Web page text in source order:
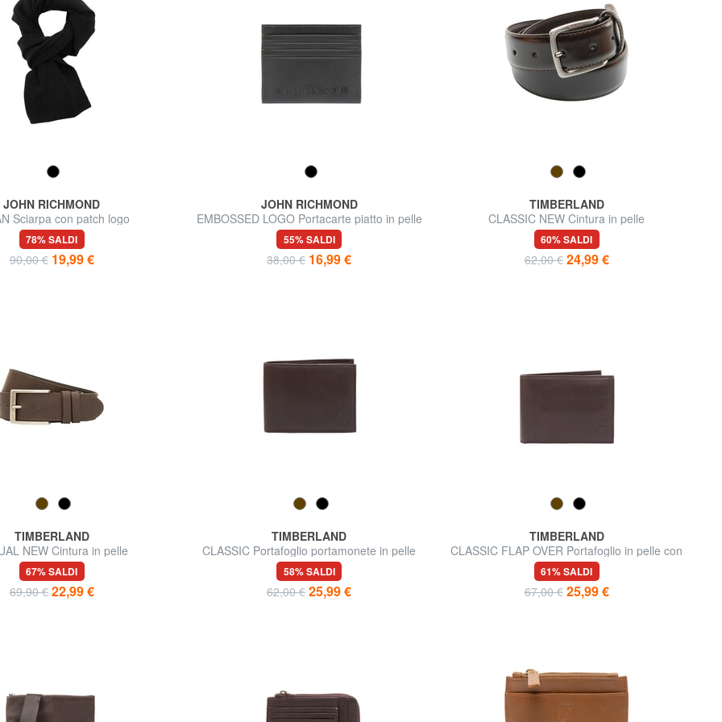
JOHN RICHMOND
Sciarpa con patch logo
78% SALDI
90,00 € 19,99 €
JOHN RICHMOND
EMBOSSED LOGO Portacarte piatto in pelle
55% SALDI
38,00 € 16,99 €
TIMBERLAND
CLASSIC NEW Cintura in pelle
60% SALDI
62,00 € 24,99 €
TIMBERLAND
NEW Cintura in pelle
67% SALDI
69,90 € 22,99 €
TIMBERLAND
CLASSIC Portafoglio portamonete in pelle
58% SALDI
62,00 € 25,99 €
TIMBERLAND
CLASSIC FLAP OVER Portafoglio in pelle con
flap e portamonete
61% SALDI
67,00 € 25,99 €